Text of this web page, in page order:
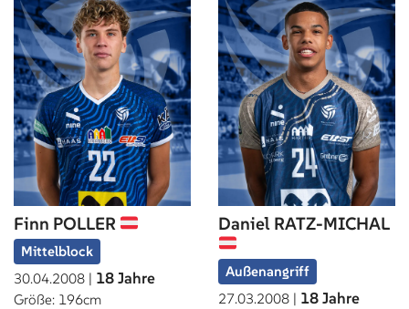
Finn POLLER
Mittelblock
30.04.2008 | 18 Jahre
Größe: 196cm
Daniel RATZ-MICHAL
Außenangriff
27.03.2008 | 18 Jahre